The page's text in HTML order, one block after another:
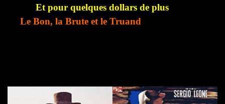
Et pour quelques dollars de plus
Le Bon, la Brute et le Truand